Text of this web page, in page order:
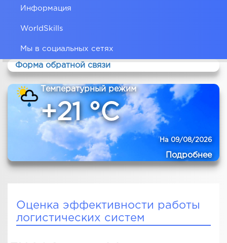
Информация
WorldSkills
Мы в социальных сетях
Форма обратной связи
Температурный режим
+21 °C
На 09/08/2026
Подробнее
Оценка эффективности работы
логистических систем